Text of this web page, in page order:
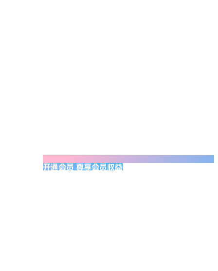
开通会员 尊享会员权益